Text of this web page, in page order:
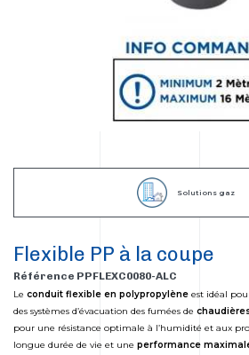
Solutions gaz
Flexible PP à la coupe
Référence PPFLEXC0080-ALC
Le conduit flexible en polypropylène est idéal
des systèmes d’évacuation des fumées de
pour une résistance optimale à l’humidité et aux
longue durée de vie et une performance